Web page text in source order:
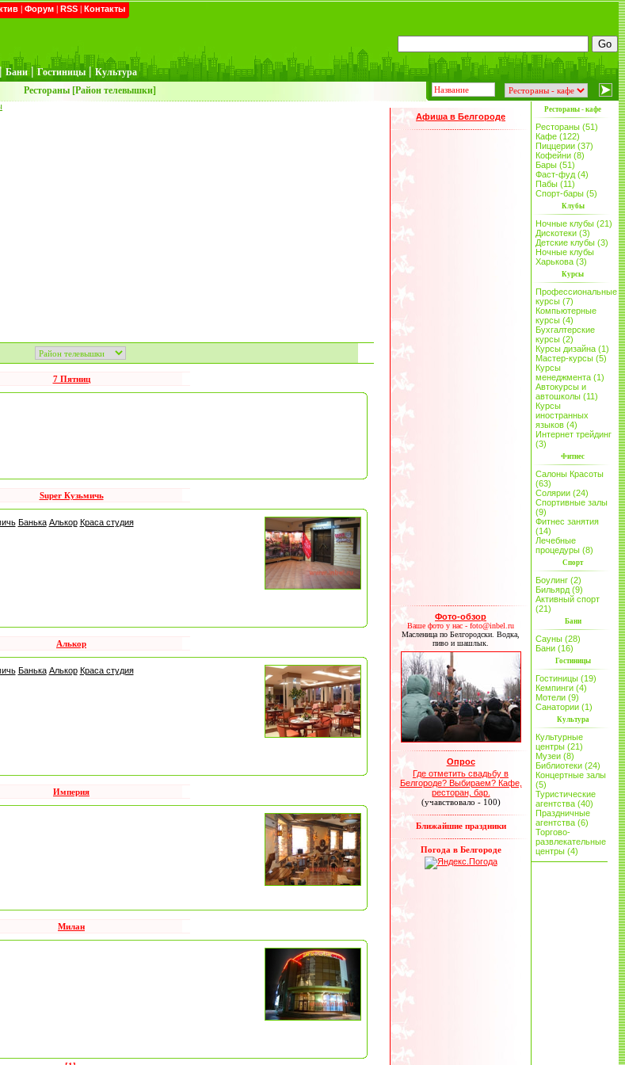
| Форум | RSS | Контакты
| Бани | Гостиницы | Культура
Рестораны [Район телевышки]
7 Пятниц
Super Кузьмичь
Банька Алькор Краса студия
Алькор
Банька Алькор Краса студия
Империя
Милан
Афиша в Белгороде
Фото-обзор
Ваше фото у нас - foto@inbel.ru
Масленица по Белгородски. Водка,
пиво и шашлык.
Опрос
Где отметить свадьбу в
Белгороде? Выбираем? Кафе,
ресторан, бар.
(учавствовало - 100)
Ближайшие праздники
Погода в Белгороде
Рестораны - кафе
Рестораны (51)
Кафе (122)
Пиццерии (37)
Кофейни (8)
Бары (51)
Фаст-фуд (4)
Пабы (11)
Спорт-бары (5)
Клубы
Ночные клубы (21)
Дискотеки (3)
Детские клубы (3)
Ночные клубы
Харькова (3)
Курсы
Профессиональные
курсы (7)
Компьютерные
курсы (4)
Бухгалтерские
курсы (2)
Курсы дизайна (1)
Мастер-курсы (5)
Курсы
менеджмента (1)
Автокурсы и
автошколы (11)
Курсы
иностранных
языков (4)
Интернет трейдинг
(3)
Фитнес
Салоны Красоты
(63)
Солярии (24)
Спортивные залы
(9)
Фитнес занятия
(14)
Лечебные
процедуры (8)
Спорт
Боулинг (2)
Бильярд (9)
Активный спорт
(21)
Бани
Сауны (28)
Бани (16)
Гостиницы
Гостиницы (19)
Кемпинги (4)
Мотели (9)
Санатории (1)
Культура
Культурные
центры (21)
Музеи (8)
Библиотеки (24)
Концертные залы
(5)
Туристические
агентства (40)
Праздничные
агентства (6)
Торгово-
развлекательные
центры (4)